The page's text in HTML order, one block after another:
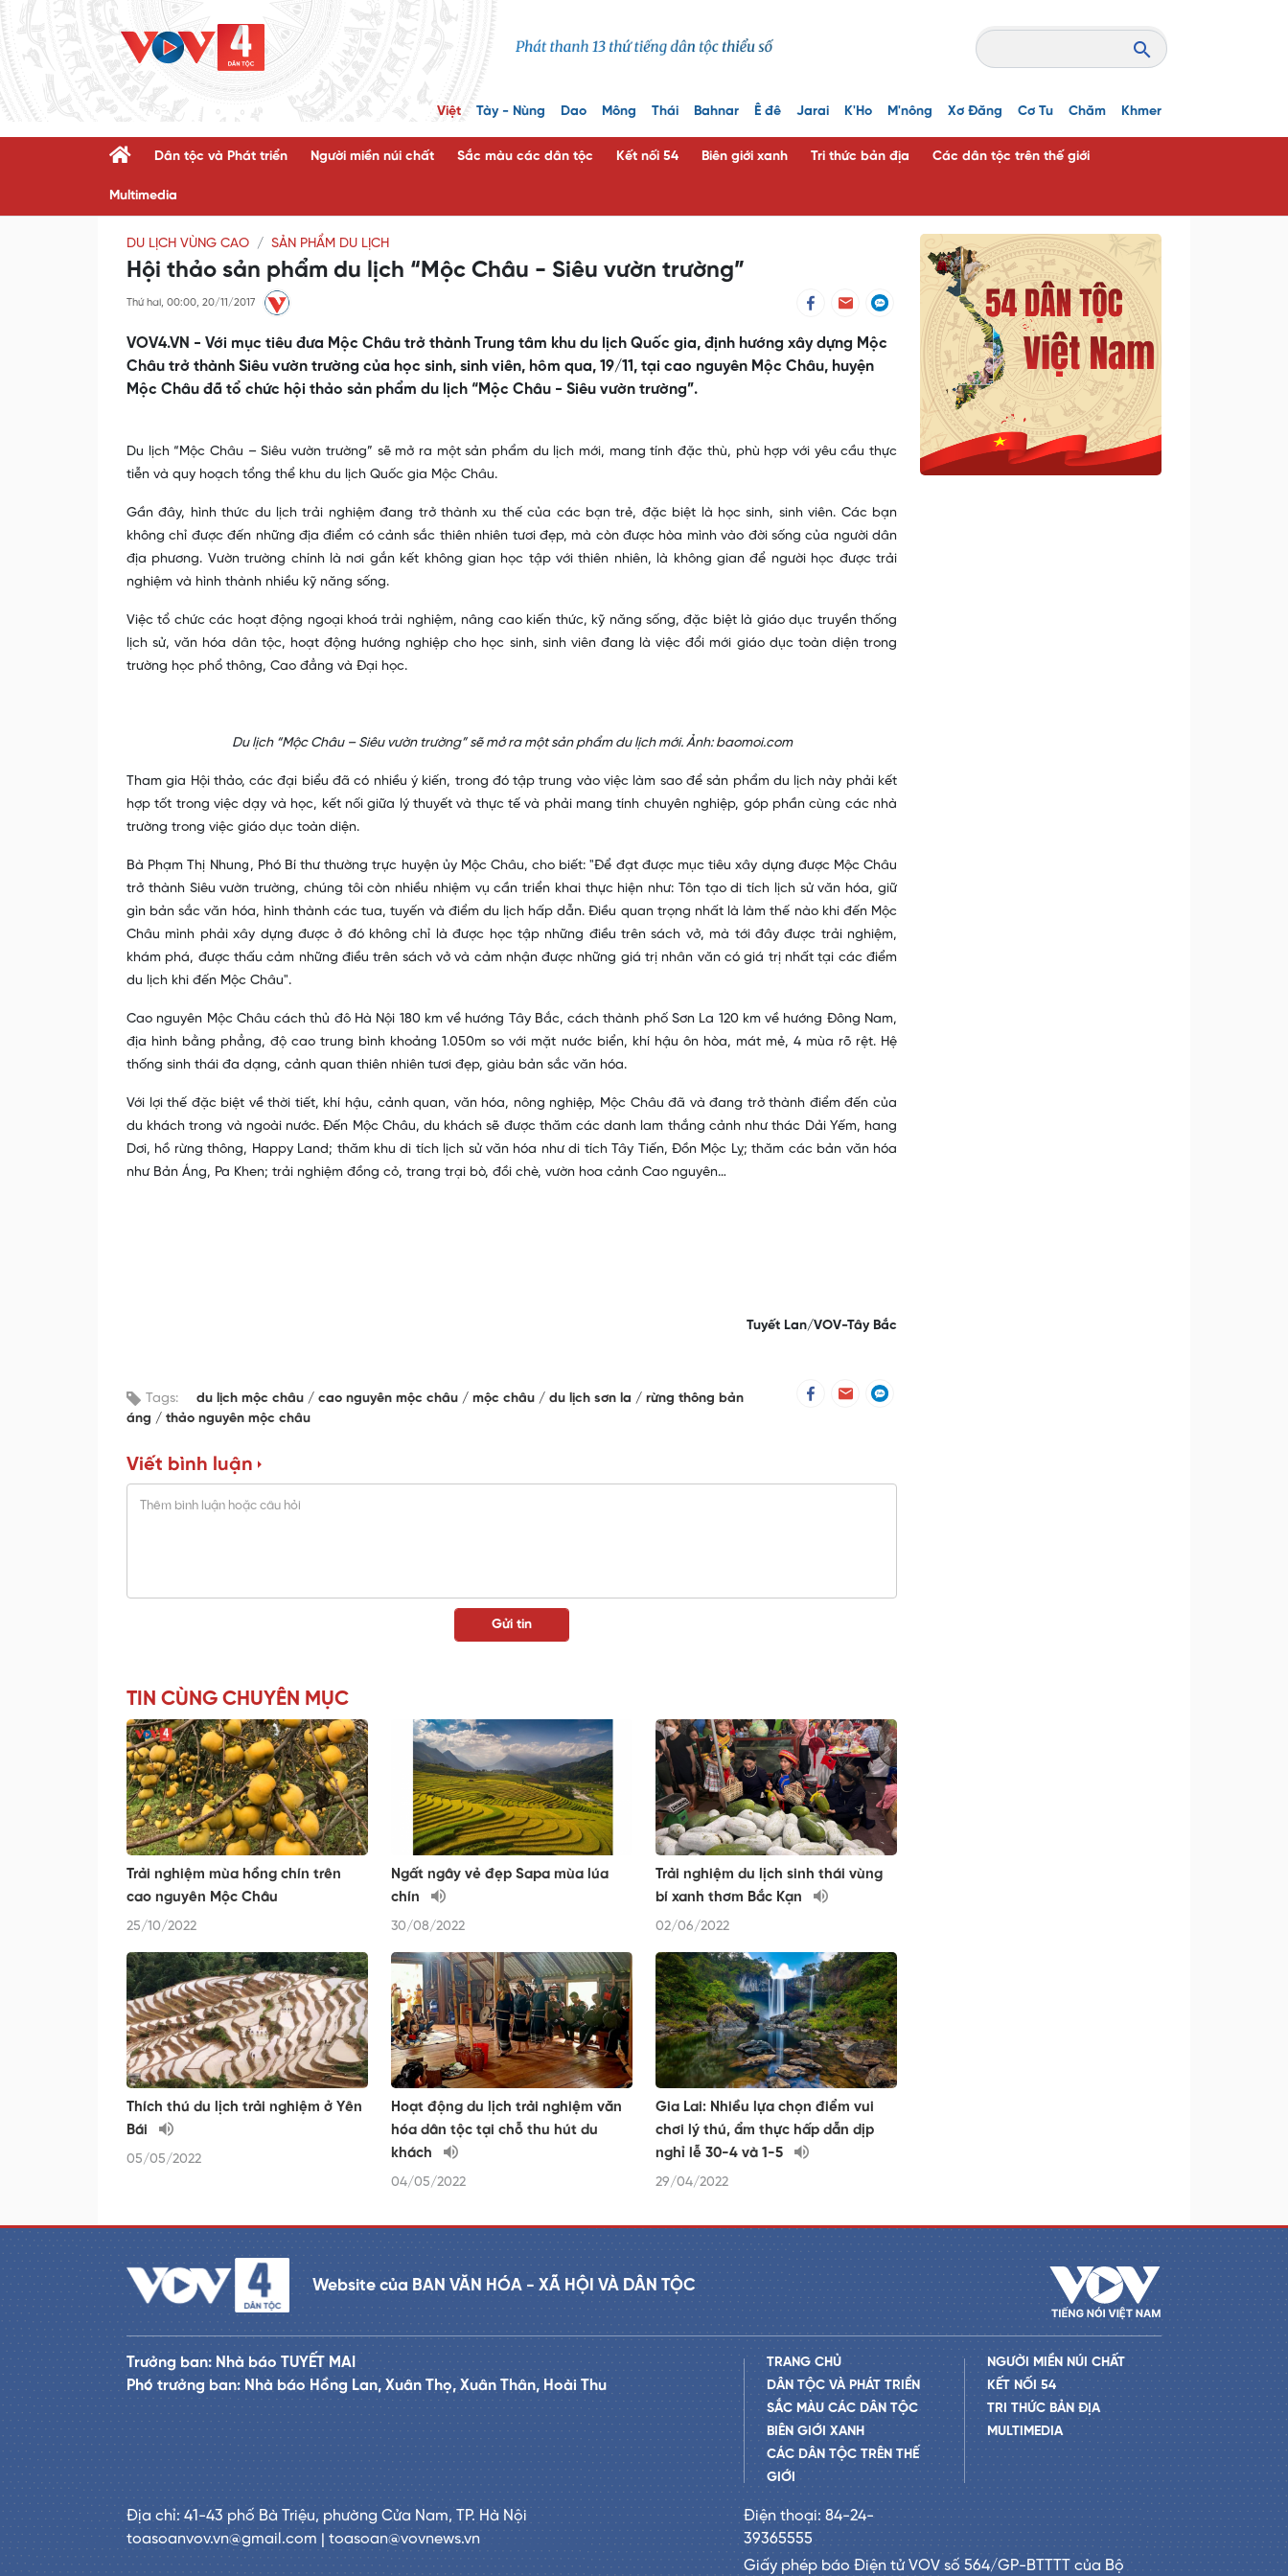
Việt Tày - Nùng Dao Mông Thái Bahnar Ê đê Jarai K'Ho M'nông Xơ Đăng Cơ Tu Chăm Khmer
Dân tộc và Phát triển Người miền núi chất Sắc màu các dân tộc Kết nối 54 Biên giới xanh Tri thức bản địa Các dân tộc trên thế giới
Multimedia
DU LỊCH VÙNG CAO SẢN PHẨM DU LỊCH
Hội thảo sản phẩm du lịch “Mộc Châu - Siêu vườn trường”
Thứ hai, 00:00, 20/11/2017
VOV4.VN - Với mục tiêu đưa Mộc Châu trở thành Trung tâm khu du lịch Quốc gia, định hướng xây dựng Mộc
Châu trở thành Siêu vườn trường của học sinh, sinh viên, hôm qua, 19/11, tại cao nguyên Mộc Châu, huyện
Mộc Châu đã tổ chức hội thảo sản phẩm du lịch “Mộc Châu - Siêu vườn trường”.
Du lịch “Mộc Châu – Siêu vườn trường” sẽ mở ra một sản phẩm du lịch mới, mang tính đặc thù, phù hợp với yêu cầu thực
tiễn và quy hoạch tổng thể khu du lịch Quốc gia Mộc Châu.
Gần đây, hình thức du lịch trải nghiệm đang trở thành xu thế của các bạn trẻ, đặc biệt là học sinh, sinh viên. Các bạn
không chỉ được đến những địa điểm có cảnh sắc thiên nhiên tươi đẹp, mà còn được hòa mình vào đời sống của người dân
địa phương. Vườn trường chính là nơi gắn kết không gian học tập với thiên nhiên, là không gian để người học được trải
nghiệm và hình thành nhiều kỹ năng sống.
Việc tổ chức các hoạt động ngoại khoá trải nghiệm, nâng cao kiến thức, kỹ năng sống, đặc biệt là giáo dục truyền thống
lịch sử, văn hóa dân tộc, hoạt động hướng nghiệp cho học sinh, sinh viên đang là việc đổi mới giáo dục toàn diện trong
trường học phổ thông, Cao đẳng và Đại học.
Du lịch “Mộc Châu – Siêu vườn trường” sẽ mở ra một sản phẩm du lịch mới. Ảnh: baomoi.com
Tham gia Hội thảo, các đại biểu đã có nhiều ý kiến, trong đó tập trung vào việc làm sao để sản phẩm du lịch này phải kết
hợp tốt trong việc dạy và học, kết nối giữa lý thuyết và thực tế và phải mang tính chuyên nghiệp, góp phần cùng các nhà
trường trong việc giáo dục toàn diện.
Bà Phạm Thị Nhung, Phó Bí thư thường trực huyện ủy Mộc Châu, cho biết: "Để đạt được mục tiêu xây dựng được Mộc Châu
trở thành Siêu vườn trường, chúng tôi còn nhiều nhiệm vụ cần triển khai thực hiện như: Tôn tạo di tích lịch sử văn hóa, giữ
gìn bản sắc văn hóa, hình thành các tua, tuyến và điểm du lịch hấp dẫn. Điều quan trọng nhất là làm thế nào khi đến Mộc
Châu mình phải xây dựng được ở đó không chỉ là được học tập những điều trên sách vở, mà tới đây được trải nghiệm,
khám phá, được thấu cảm những điều trên sách vở và cảm nhận được những giá trị nhân văn có giá trị nhất tại các điểm
du lịch khi đến Mộc Châu".
Cao nguyên Mộc Châu cách thủ đô Hà Nội 180 km về hướng Tây Bắc, cách thành phố Sơn La 120 km về hướng Đông Nam,
địa hình bằng phẳng, độ cao trung bình khoảng 1.050m so với mặt nước biển, khí hậu ôn hòa, mát mẻ, 4 mùa rõ rệt. Hệ
thống sinh thái đa dạng, cảnh quan thiên nhiên tươi đẹp, giàu bản sắc văn hóa.
Với lợi thế đặc biệt về thời tiết, khí hậu, cảnh quan, văn hóa, nông nghiệp, Mộc Châu đã và đang trở thành điểm đến của
du khách trong và ngoài nước. Đến Mộc Châu, du khách sẽ được thăm các danh lam thắng cảnh như thác Dải Yếm, hang
Dơi, hồ rừng thông, Happy Land; thăm khu di tích lịch sử văn hóa như di tích Tây Tiến, Đồn Mộc Lỵ; thăm các bản văn hóa
như Bản Áng, Pa Khen; trải nghiệm đồng cỏ, trang trại bò, đồi chè, vườn hoa cảnh Cao nguyên…
Tuyết Lan/VOV-Tây Bắc
Tags: du lịch mộc châu cao nguyên mộc châu mộc châu du lịch sơn la
rừng thông bản
áng
thảo nguyên mộc châu
Viết bình luận
TIN CÙNG CHUYÊN MỤC
Trải nghiệm mùa hồng chín trên
cao nguyên Mộc Châu
25/10/2022
Ngất ngây vẻ đẹp Sapa mùa lúa
chín
30/08/2022
Trải nghiệm du lịch sinh thái vùng
bí xanh thơm Bắc Kạn
02/06/2022
Thích thú du lịch trải nghiệm ở Yên
Bái
05/05/2022
Hoạt động du lịch trải nghiệm văn
hóa dân tộc tại chỗ thu hút du
khách
04/05/2022
Gia Lai: Nhiều lựa chọn điểm vui
chơi lý thú, ẩm thực hấp dẫn dịp
nghỉ lễ 30-4 và 1-5
29/04/2022
Website của BAN VĂN HÓA - XÃ HỘI VÀ DÂN TỘC
Trưởng ban: Nhà báo TUYẾT MAI
Phó trưởng ban: Nhà báo Hồng Lan, Xuân Thọ, Xuân Thân, Hoài Thu
TRANG CHỦ
DÂN TỘC VÀ PHÁT TRIỂN
SẮC MÀU CÁC DÂN TỘC
BIÊN GIỚI XANH
CÁC DÂN TỘC TRÊN THẾ
GIỚI
NGƯỜI MIỀN NÚI CHẤT
KẾT NỐI 54
TRI THỨC BẢN ĐỊA
MULTIMEDIA
Địa chỉ: 41-43 phố Bà Triệu, phường Cửa Nam, TP. Hà Nội
toasoanvov.vn@gmail.com | toasoan@vovnews.vn
Điện thoại: 84-24-
39365555
Giấy phép báo Điện tử VOV số 564/GP-BTTTT của Bộ